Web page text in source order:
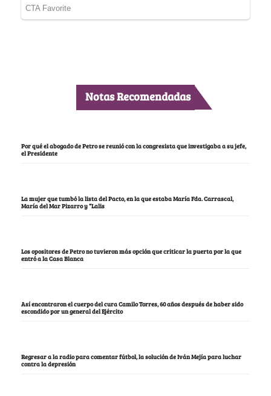
Notas Recomendadas
Por qué el abogado de Petro se reunió con la congresista que investigaba a su jefe,
el Presidente
La mujer que tumbó la lista del Pacto, en la que estaba María Fda. Carrascal,
María del Mar Pizarro y “Lalis
Los opositores de Petro no tuvieron más opción que criticar la puerta por la que
entró a la Casa Blanca
Así encontraron el cuerpo del cura Camilo Torres, 60 años después de haber sido
escondido por un general del Ejército
Regresar a la radio para comentar fútbol, la solución de Iván Mejía para luchar
contra la depresión